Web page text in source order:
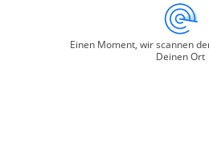
Einen Moment, wir scannen
Deinen Ort